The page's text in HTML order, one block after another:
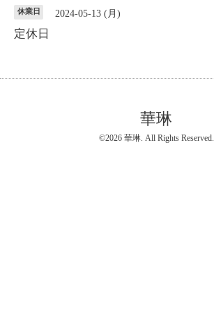
休業日 2024-05-13 (月)
定休日
華琳
©2026 華琳. All Rights Reserved.